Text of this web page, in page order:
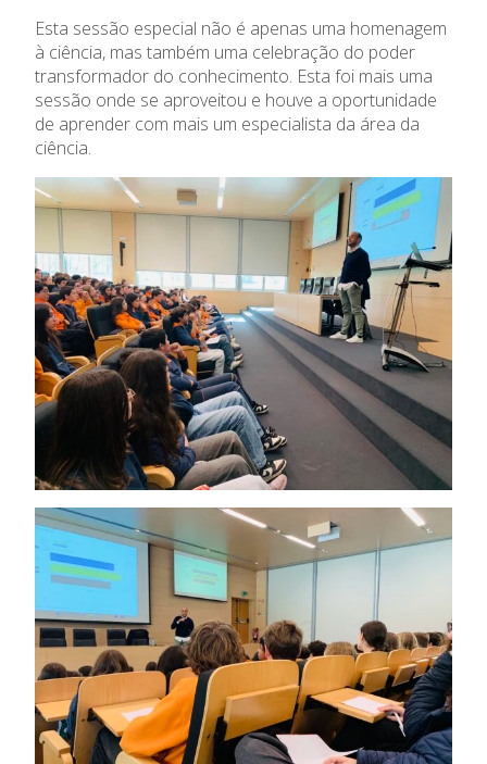
Esta sessão especial não é apenas uma homenagem
à ciência, mas também uma celebração do poder
transformador do conhecimento. Esta foi mais uma
sessão onde se aproveitou e houve a oportunidade
de aprender com mais um especialista da área da
ciência.